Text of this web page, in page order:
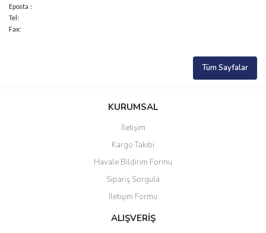
Eposta :
Tel:
Fax:
Tüm Sayfalar
KURUMSAL
İletişim
Kargo Takibi
Havale Bildirim Formu
Sipariş Sorgula
İletişim Formu
ALIŞVERİŞ